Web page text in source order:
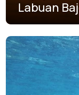
Labuan